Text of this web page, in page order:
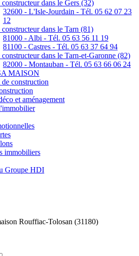
constructeur dans le Gers (32)
32600 - L'Isle-Jourdain - Tél. 05 62 07 23
12
constructeur dans le Tarn (81)
81000 - Albi - Tél. 05 63 56 11 19
81100 - Castres - Tél. 05 63 37 64 94
constructeur dans le Tarn-et-Garonne (82)
82000 - Montauban - Tél. 05 63 66 06 24
MAISON
construction
et aménagement
immobiliers
Groupe HDI
Rouffiac-Tolosan (31180)